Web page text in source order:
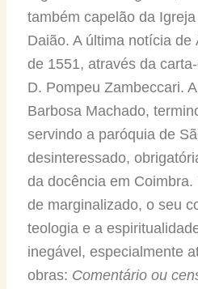
também capelão da
Daião. A última notícia de
de 1551, através da
D. Pompeu Zambeccari.
Barbosa Machado,
servindo a paróquia de
desinteressado,
da docência em
de marginalizado, o seu
teologia e a
inegável, especialmente
obras: Comentário ou